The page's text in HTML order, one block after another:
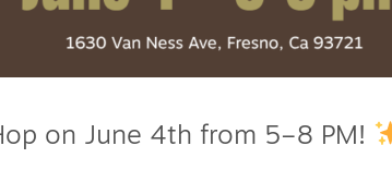
on June 4th from 5–8 PM!